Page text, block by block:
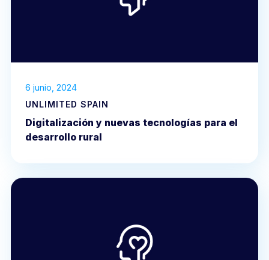
6 junio, 2024
UNLIMITED SPAIN
Digitalización y nuevas tecnologías para el
desarrollo rural